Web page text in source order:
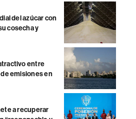
del azúcar con
cosecha y
entre
emisiones en
a recuperar